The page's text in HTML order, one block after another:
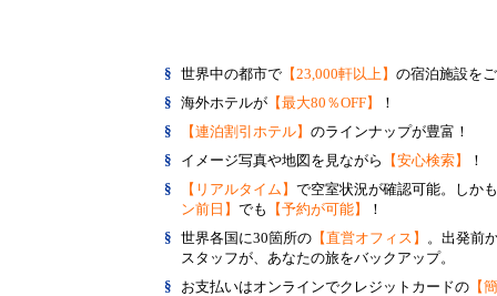
§ 世界中の都市で 【23,000軒以上】 の宿泊施設を
§ 海外ホテルが 【最大80％OFF】
！
§
【連泊割引ホテル】 のラインナップが豊富！
§
イメージ写真や地図を見ながら 【安心検索】
！
§
【リアルタイム】 で空室状況が確認可能。しか
ン前日】 でも 【予約が可能】
！
§ 世界各国に30箇所の 【直営オフィス】 。出発前
スタッフが、あなたの旅をバックアップ。
§
お支払いはオンラインでクレジットカードの 【